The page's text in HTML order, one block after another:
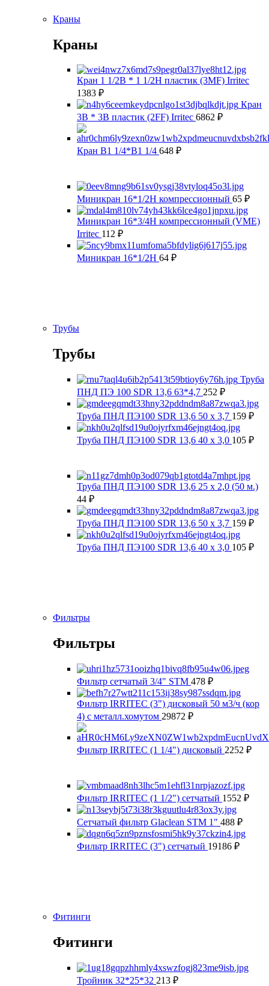
Краны
Краны
Кран 1 1/2В * 1 1/2Н пластик (3MF) Irritec
1383 ₽
Кран
3В * 3В пластик (2FF) Irritec 6862 ₽
Кран В1 1/4*В1 1/4 648 ₽
Миникран 16*1/2Н компрессионный 65 ₽
Миникран 16*3/4Н компрессионный (VMЕ)
Irritec 112 ₽
Миникран 16*1/2Н 64 ₽
Трубы
Трубы
Труба
ПНД ПЭ 100 SDR 13,6 63*4,7 252 ₽
Труба ПНД ПЭ100 SDR 13,6 50 х 3,7 159 ₽
Труба ПНД ПЭ100 SDR 13,6 40 х 3,0 105 ₽
Труба ПНД ПЭ100 SDR 13,6 25 х 2,0 (50 м.)
44 ₽
Труба ПНД ПЭ100 SDR 13,6 50 х 3,7 159 ₽
Труба ПНД ПЭ100 SDR 13,6 40 х 3,0 105 ₽
Фильтры
Фильтры
Фильтр сетчатый 3/4" STM 478 ₽
Фильтр IRRITEC (3") дисковый 50 м3/ч (кор
4) с металл.хомутом 29872 ₽
Фильтр IRRITEC (1 1/4") дисковый 2252 ₽
Фильтр IRRITEC (1 1/2") сетчатый 1552 ₽
Сетчатый фильтр Glaclean STM 1" 488 ₽
Фильтр IRRITEC (3") сетчатый 19186 ₽
Фитинги
Фитинги
Тройник 32*25*32 213 ₽